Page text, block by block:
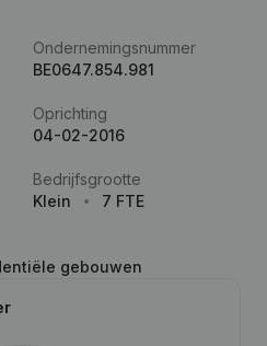
Ondernemingsnummer
BE0647.854.981
Oprichting
04-02-2016
Bedrijfsgrootte
Klein
7 FTE
gebouwen